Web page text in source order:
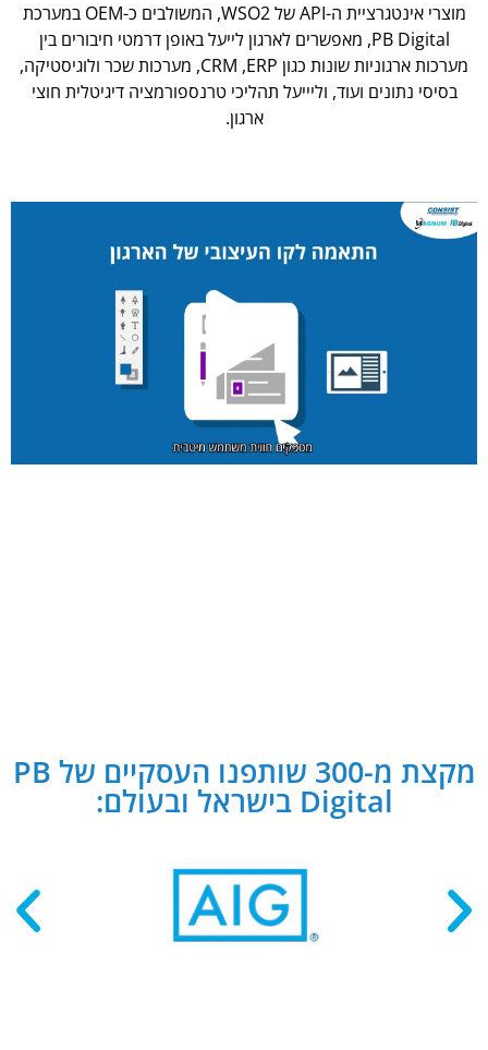
מוצרי אינטגרציית ה-API של WSO2, המשולבים כ-OEM במערכת
PB Digital, מאפשרים לארגון לייעל באופן דרמטי חיבורים בין
מערכות ארגוניות שונות כגון CRM ,ERP, מערכות שכר ולוגיסטיקה,
בסיסי נתונים ועוד, וליייעל תהליכי טרנספורמציה דיגיטלית חוצי
ארגון.
מקצת מ-300 שותפנו העסקיים של PB
Digital בישראל ובעולם: